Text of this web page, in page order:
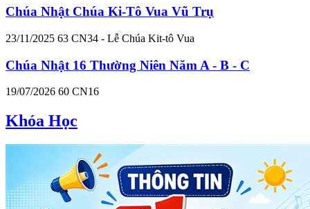
Chúa Nhật Chúa Ki-Tô Vua Vũ Trụ
23/11/2025 63 CN34 - Lễ Chúa Kit-tô Vua
Chúa Nhật 16 Thường Niên Năm A - B - C
19/07/2026 60 CN16
Khóa Học